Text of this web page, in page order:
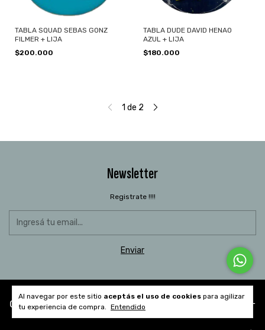
Al navegar por este sitio aceptás el uso de cookies para agilizar
tu experiencia de compra. Entendido
TABLA SQUAD SEBAS GONZ
FILMER + LIJA
$200.000
TABLA DUDE DAVID HENAO
AZUL + LIJA
$180.000
1 de 2
Newsletter
Registrate !!!!
Categorías